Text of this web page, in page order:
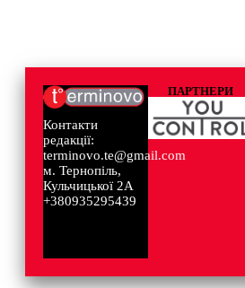
Контакти
редакції:
terminovo.te@gmail.com
м. Тернопіль,
Кульчицької 2А
+380935295439
ПАРТНЕРИ